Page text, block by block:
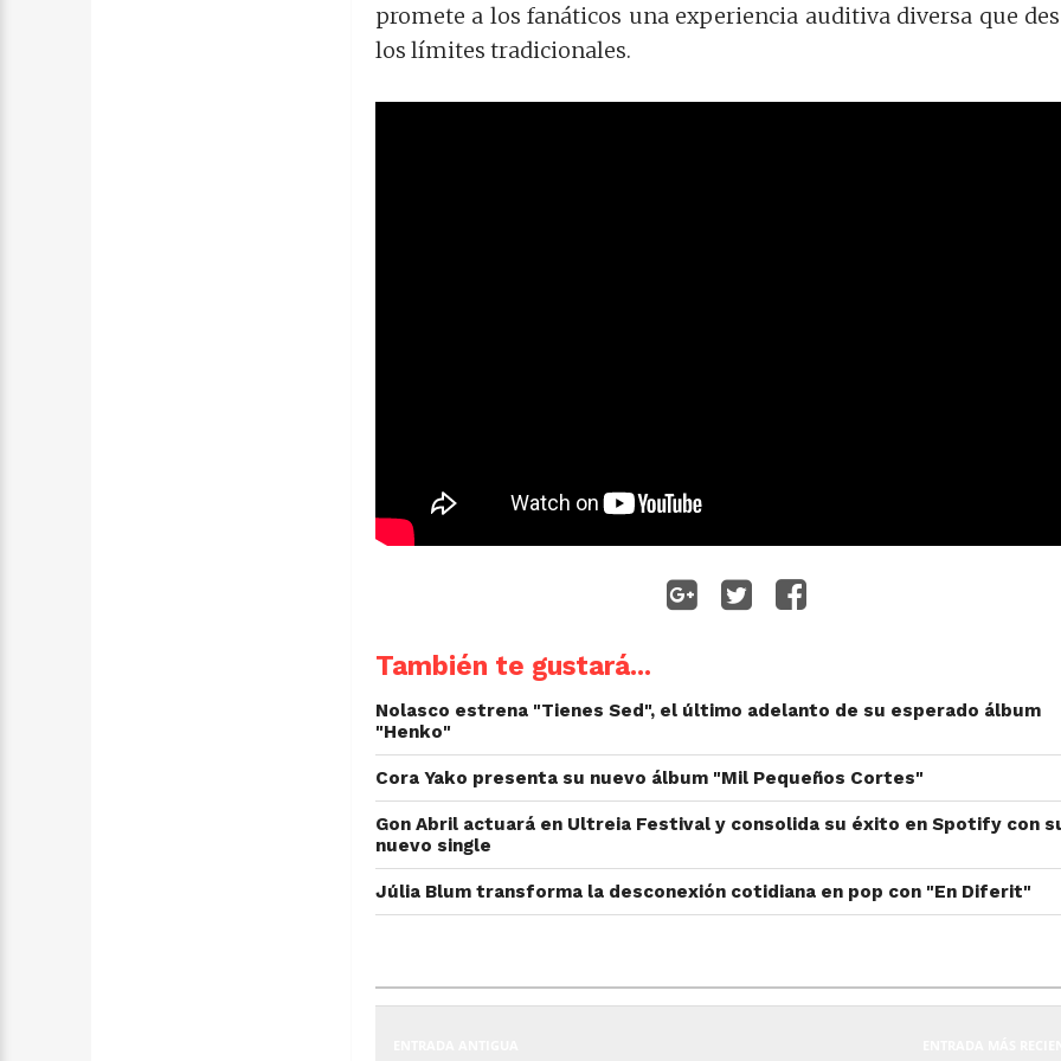
promete a los fanáticos una experiencia auditiva diversa que
los límites tradicionales.
También te gustará...
Nolasco estrena "Tienes Sed", el último adelanto de su esperado álbum
"Henko"
Cora Yako presenta su nuevo álbum "Mil Pequeños Cortes"
Gon Abril actuará en Ultreia Festival y consolida su éxito en Spotify con
nuevo single
Júlia Blum transforma la desconexión cotidiana en pop con "En Diferit"